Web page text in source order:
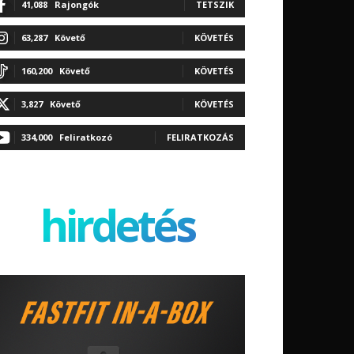
41,088 Rajongók TETSZIK
63,287 Követő KÖVETÉS
160,200 Követő KÖVETÉS
3,827 Követő KÖVETÉS
334,000 Feliratkozó FELIRATKOZÁS
hirdetés